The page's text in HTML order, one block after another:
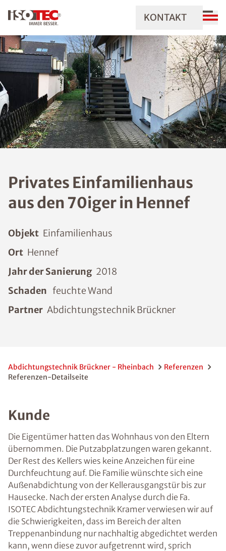
KONTAKT
Privates Einfamilienhaus
aus den 70iger in Hennef
Objekt Einfamilienhaus
Ort Hennef
Jahr der Sanierung 2018
Schaden feuchte Wand
Partner Abdichtungstechnik Brückner
Abdichtungstechnik Brückner - Rheinbach
Referenzen
Referenzen-Detailseite
Kunde
Die Eigentümer hatten das Wohnhaus von den Eltern
übernommen. Die Putzabplatzungen waren gekannt.
Der Rest des Kellers wies keine Anzeichen für eine
Durchfeuchtung auf. Die Familie wünschte sich eine
Außenabdichtung von der Kellerausgangstür bis zur
Hausecke. Nach der ersten Analyse durch die Fa.
ISOTEC Abdichtungstechnik Kramer verwiesen wir auf
die Schwierigkeiten, dass im Bereich der alten
Treppenanbindung nur nachhaltig abgedichtet werden
kann, wenn diese zuvor aufgetrennt wird, sprich